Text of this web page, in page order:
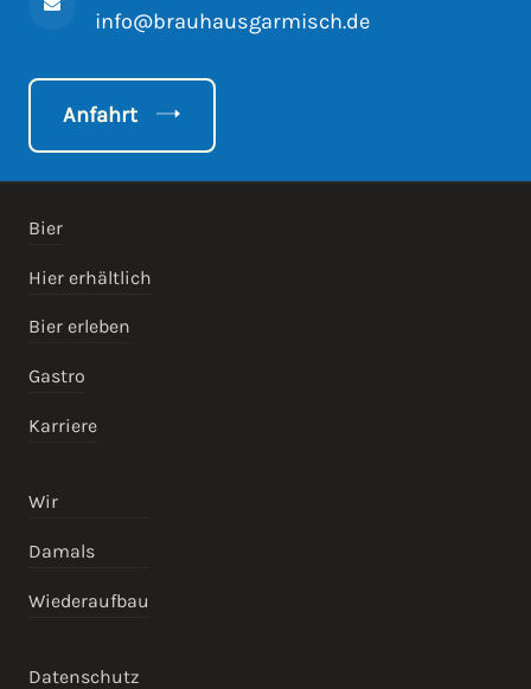
info@brauhausgarmisch.de
Anfahrt
Bier
Hier erhältlich
Bier erleben
Gastro
Karriere
Wir
Damals
Wiederaufbau
Datenschutz